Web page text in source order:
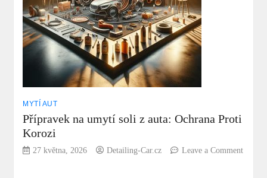
MYTÍ AUT
Přípravek na umytí soli z auta: Ochrana Proti
Korozi
27 května, 2026 Detailing-Car.cz
Leave a Comment